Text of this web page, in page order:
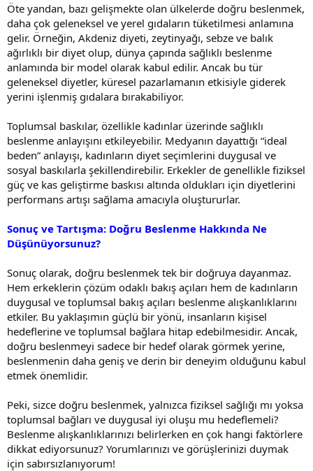
Öte yandan, bazı gelişmekte olan ülkelerde doğru beslenmek,
daha çok geleneksel ve yerel gıdaların tüketilmesi anlamına
gelir. Örneğin, Akdeniz diyeti, zeytinyağı, sebze ve balık
ağırlıklı bir diyet olup, dünya çapında sağlıklı beslenme
anlamında bir model olarak kabul edilir. Ancak bu tür
geleneksel diyetler, küresel pazarlamanın etkisiyle giderek
yerini işlenmiş gıdalara bırakabiliyor.
Toplumsal baskılar, özellikle kadınlar üzerinde sağlıklı
beslenme anlayışını etkileyebilir. Medyanın dayattığı “ideal
beden” anlayışı, kadınların diyet seçimlerini duygusal ve
sosyal baskılarla şekillendirebilir. Erkekler de genellikle fiziksel
güç ve kas geliştirme baskısı altında oldukları için diyetlerini
performans artışı sağlama amacıyla oluştururlar.
Sonuç ve Tartışma: Doğru Beslenme Hakkında Ne
Düşünüyorsunuz?
Sonuç olarak, doğru beslenmek tek bir doğruya dayanmaz.
Hem erkeklerin çözüm odaklı bakış açıları hem de kadınların
duygusal ve toplumsal bakış açıları beslenme alışkanlıklarını
etkiler. Bu yaklaşımın güçlü bir yönü, insanların kişisel
hedeflerine ve toplumsal bağlara hitap edebilmesidir. Ancak,
doğru beslenmeyi sadece bir hedef olarak görmek yerine,
beslenmenin daha geniş ve derin bir deneyim olduğunu kabul
etmek önemlidir.
Peki, sizce doğru beslenmek, yalnızca fiziksel sağlığı mı yoksa
toplumsal bağları ve duygusal iyi oluşu mu hedeflemeli?
Beslenme alışkanlıklarınızı belirlerken en çok hangi faktörlere
dikkat ediyorsunuz? Yorumlarınızı ve görüşlerinizi duymak
için sabırsızlanıyorum!